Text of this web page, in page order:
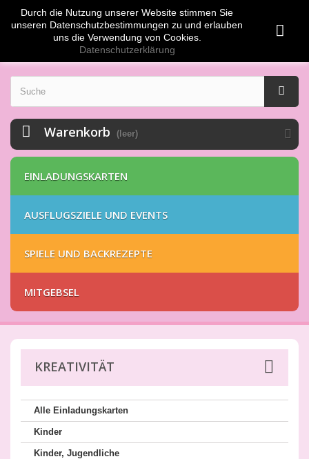
EUR
Warenkorb (leer)
EINLADUNGSKARTEN
AUSFLUGSZIELE UND EVENTS
SPIELE UND BACKREZEPTE
MITGEBSEL
KREATIVITÄT
Alle Einladungskarten
Kinder
Kinder, Jugendliche
Durch die Nutzung unserer Website stimmen Sie
unseren Datenschutzbestimmungen zu und erlauben
uns die Verwendung von Cookies.
Datenschutzerklärung